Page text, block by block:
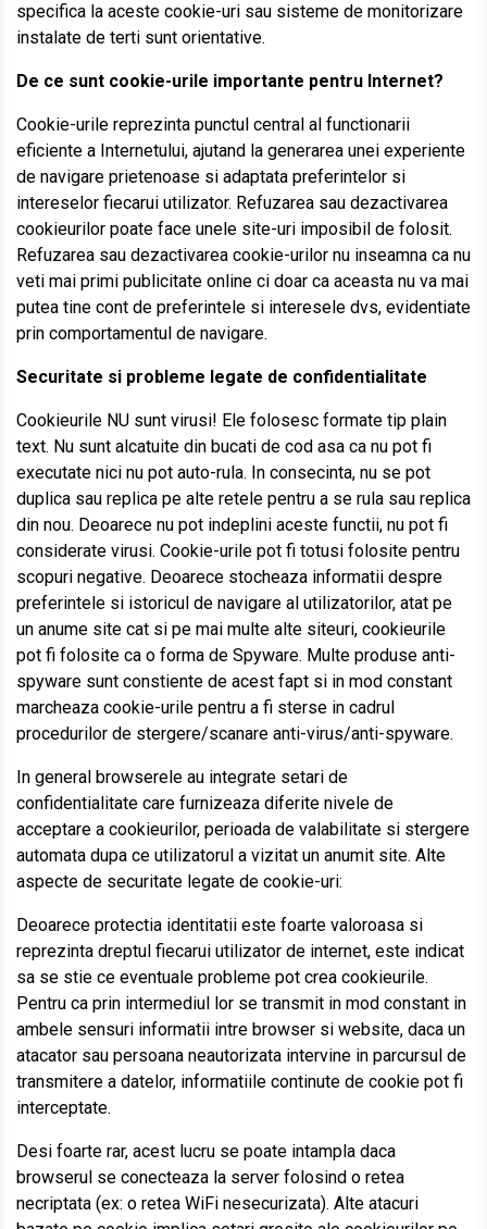
specifica la aceste cookie-uri sau sisteme de monitorizare
instalate de terti sunt orientative.
De ce sunt cookie-urile importante pentru Internet?
Cookie-urile reprezinta punctul central al functionarii
eficiente a Internetului, ajutand la generarea unei experiente
de navigare prietenoase si adaptata preferintelor si
intereselor fiecarui utilizator. Refuzarea sau dezactivarea
cookieurilor poate face unele site-uri imposibil de folosit.
Refuzarea sau dezactivarea cookie-urilor nu inseamna ca nu
veti mai primi publicitate online ci doar ca aceasta nu va mai
putea tine cont de preferintele si interesele dvs, evidentiate
prin comportamentul de navigare.
Securitate si probleme legate de confidentialitate
Cookieurile NU sunt virusi! Ele folosesc formate tip plain
text. Nu sunt alcatuite din bucati de cod asa ca nu pot fi
executate nici nu pot auto-rula. In consecinta, nu se pot
duplica sau replica pe alte retele pentru a se rula sau replica
din nou. Deoarece nu pot indeplini aceste functii, nu pot fi
considerate virusi. Cookie-urile pot fi totusi folosite pentru
scopuri negative. Deoarece stocheaza informatii despre
preferintele si istoricul de navigare al utilizatorilor, atat pe
un anume site cat si pe mai multe alte siteuri, cookieurile
pot fi folosite ca o forma de Spyware. Multe produse anti-
spyware sunt constiente de acest fapt si in mod constant
marcheaza cookie-urile pentru a fi sterse in cadrul
procedurilor de stergere/scanare anti-virus/anti-spyware.
In general browserele au integrate setari de
confidentialitate care furnizeaza diferite nivele de
acceptare a cookieurilor, perioada de valabilitate si stergere
automata dupa ce utilizatorul a vizitat un anumit site. Alte
aspecte de securitate legate de cookie-uri:
Deoarece protectia identitatii este foarte valoroasa si
reprezinta dreptul fiecarui utilizator de internet, este indicat
sa se stie ce eventuale probleme pot crea cookieurile.
Pentru ca prin intermediul lor se transmit in mod constant in
ambele sensuri informatii intre browser si website, daca un
atacator sau persoana neautorizata intervine in parcursul de
transmitere a datelor, informatiile continute de cookie pot fi
interceptate.
Desi foarte rar, acest lucru se poate intampla daca
browserul se conecteaza la server folosind o retea
necriptata (ex: o retea WiFi nesecurizata). Alte atacuri